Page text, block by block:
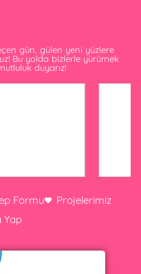
gün, gülen yeni yüzlere
Bu yolda bizlerle yürümek
duyarız!
Formu
Projelerimiz
Yap